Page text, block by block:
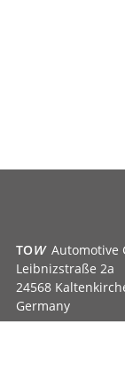
TOW Automotive
Leibnizstraße 2a
24568
Germany